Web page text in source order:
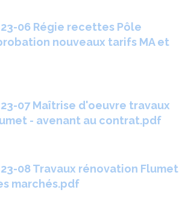
06 Régie recettes Pôle
nouveaux tarifs MA et
07 Maîtrise d'oeuvre travaux
- avenant au contrat.pdf
08 Travaux rénovation Flumet
marchés.pdf